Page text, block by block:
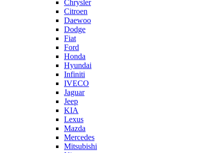
Chrysler
Citroen
Daewoo
Dodge
Fiat
Ford
Honda
Hyundai
Infiniti
IVECO
Jaguar
Jeep
KIA
Lexus
Mazda
Mercedes
Mitsubishi